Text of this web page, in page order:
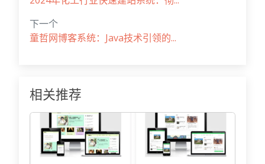
下一个
童哲网博客系统：Java技术引领的...
相关推荐